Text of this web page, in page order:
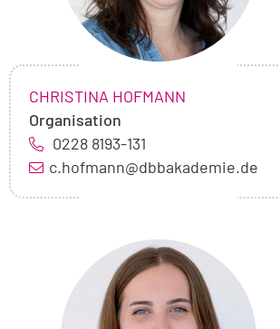
NAME:
CHRISTINA HOFMANN
Organisation
0228 8193-131
c.hofmann@dbbakademie.de
Foto
von
Eva
Kolschefsky